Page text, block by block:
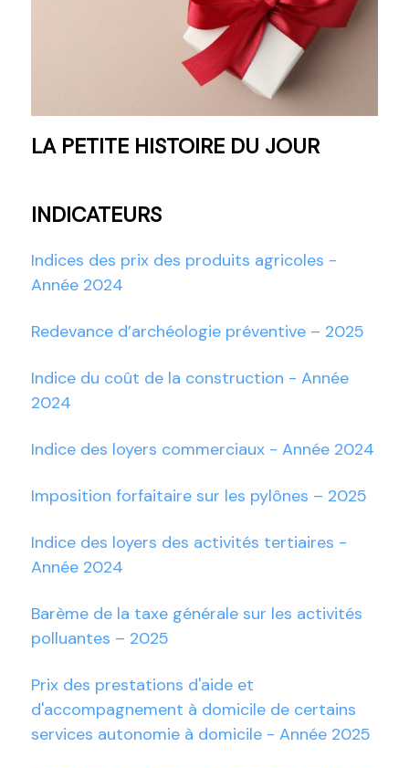
LA PETITE HISTOIRE DU JOUR
INDICATEURS
Indices des prix des produits agricoles -
Année 2024
Redevance d’archéologie préventive – 2025
Indice du coût de la construction - Année
2024
Indice des loyers commerciaux - Année 2024
Imposition forfaitaire sur les pylônes – 2025
Indice des loyers des activités tertiaires -
Année 2024
Barème de la taxe générale sur les activités
polluantes – 2025
Prix des prestations d'aide et
d'accompagnement à domicile de certains
services autonomie à domicile - Année 2025